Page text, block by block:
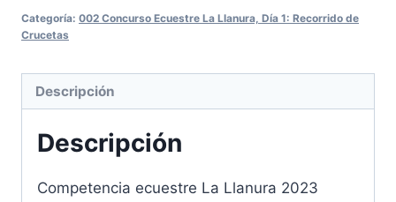
Categoría: 002 Concurso Ecuestre La Llanura, Día 1: Recorrido de
Crucetas
Descripción
Descripción
Competencia ecuestre La Llanura 2023